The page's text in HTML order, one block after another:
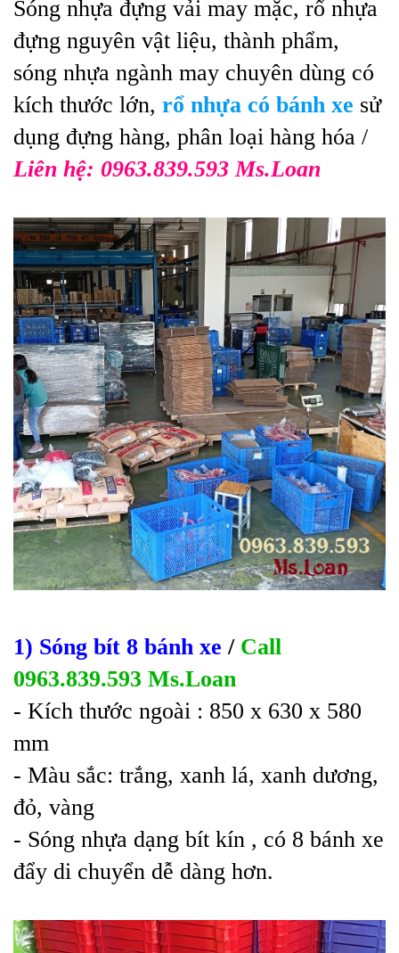
Sóng nhựa đựng vải may mặc, rổ nhựa
đựng nguyên vật liệu, thành phẩm,
sóng nhựa ngành may chuyên dùng có
kích thước lớn, rổ nhựa có bánh xe sử
dụng đựng hàng, phân loại hàng hóa /
Liên hệ: 0963.839.593 Ms.Loan
1) Sóng bít 8 bánh xe / Call
0963.839.593 Ms.Loan
- Kích thước ngoài : 850 x 630 x 580
mm
- Màu sắc: trắng, xanh lá, xanh dương,
đỏ, vàng
- Sóng nhựa dạng bít kín , có 8 bánh xe
đẩy di chuyển dễ dàng hơn.